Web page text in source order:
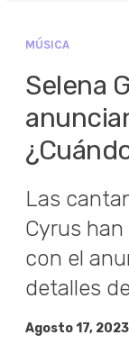
MÚSICA
Selena
Las
Cyrus
con el
detalles
Agosto 17, 2023